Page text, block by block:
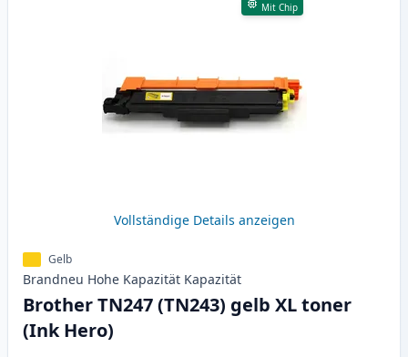
Mit Chip
Vollständige Details anzeigen
Gelb
Brandneu Hohe Kapazität Kapazität
Brother TN247 (TN243) gelb XL toner
(Ink Hero)